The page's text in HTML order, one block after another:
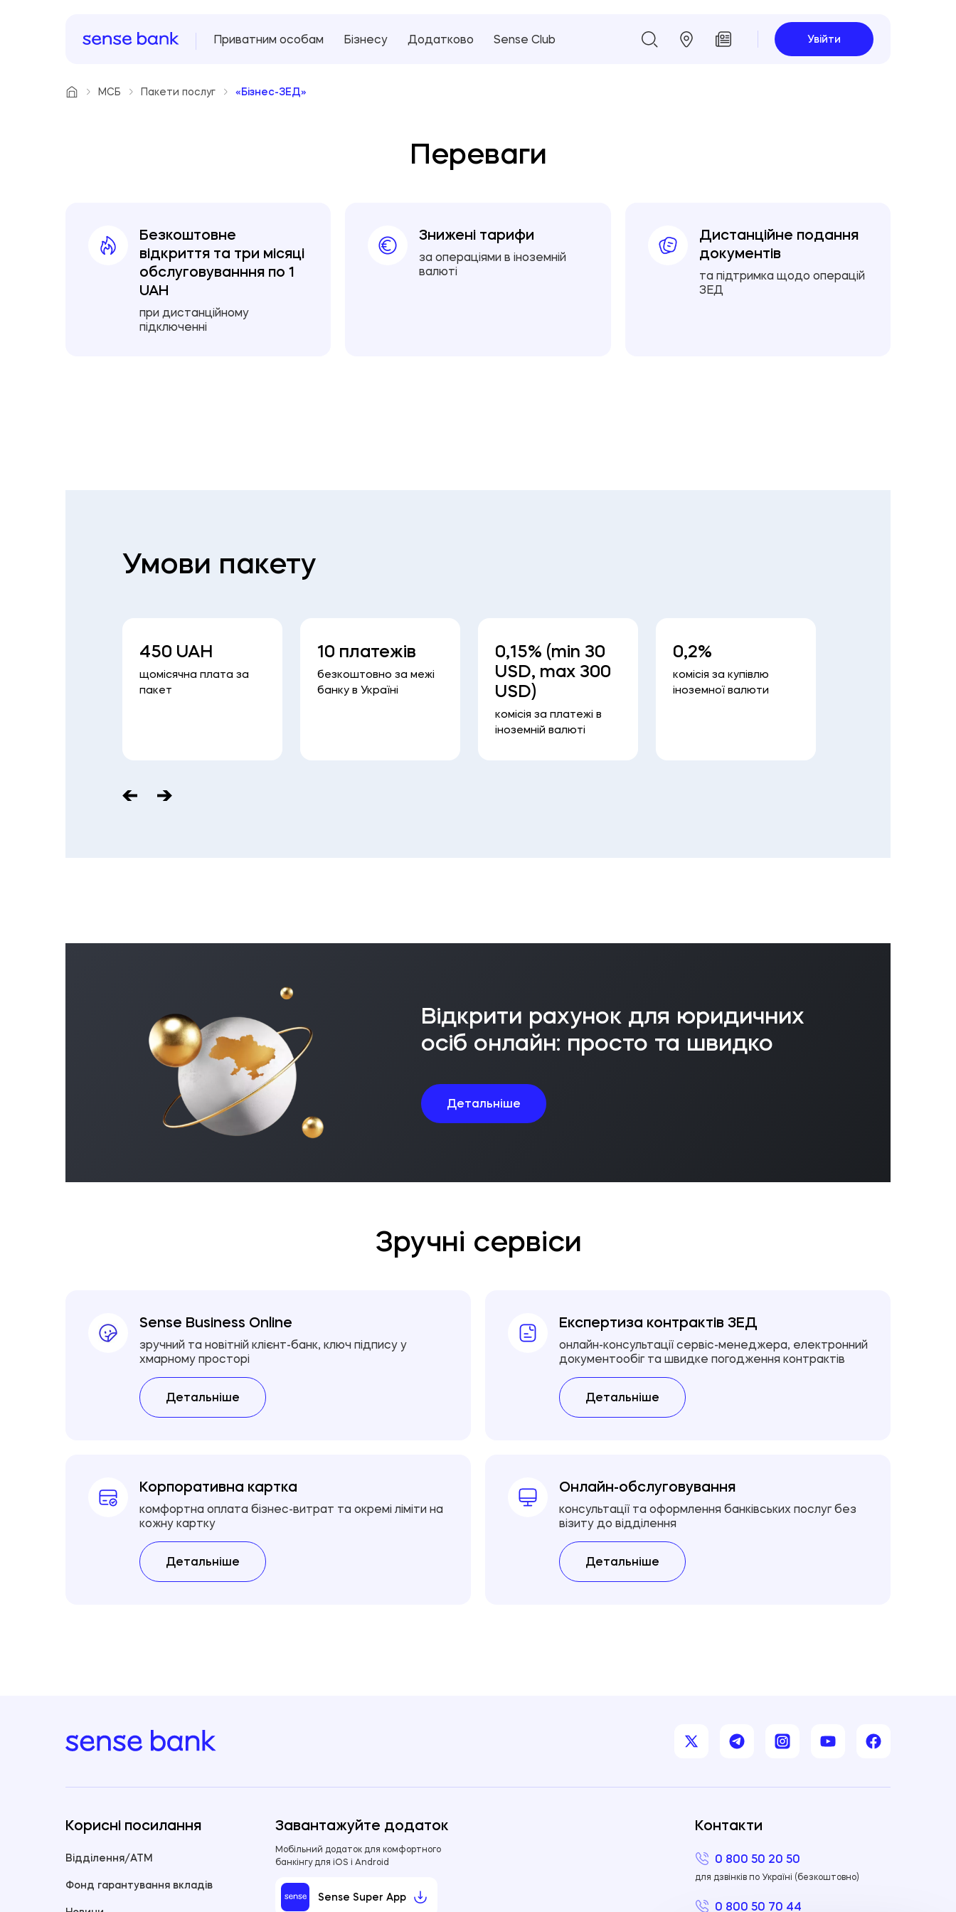
Приватним особам Бізнесу Додатково Sense Club Увійти
МСБ Пакети послуг «Бізнес-ЗЕД»
Переваги
Безкоштовне
відкриття та три місяці
обслуговуванння по 1
UAH
при дистанційному
підключенні
Знижені тарифи
за операціями в іноземній
валюті
Дистанційне подання
документів
та підтримка щодо операцій
ЗЕД
Умови пакету
450 UAH
щомісячна плата за
пакет
10 платежів
безкоштовно за межі
банку в Україні
0,15% (min 30
USD, max 300
USD)
комісія за платежі в
іноземній валюті
0,2%
комісія за купівлю
іноземної валюти
Відкрити рахунок для юридичних
осіб онлайн: просто та швидко
Детальніше
Зручні сервіси
Sense Business Online
зручний та новітній клієнт-банк, ключ підпису у
хмарному просторі
Детальніше
Експертиза контрактів ЗЕД
онлайн-консультації сервіс-менеджера, електронний
документообіг та швидке погодження контрактів
Детальніше
Корпоративна картка
комфортна оплата бізнес-витрат та окремі ліміти на
кожну картку
Детальніше
Онлайн-обслуговування
консультації та оформлення банківських послуг без
візиту до відділення
Детальніше
Корисні посилання
Відділення/ATM
Фонд гарантування вкладів
Завантажуйте додаток
Мобільний додаток для комфортного
банкінгу для iOS і Android
Sense Super App
Контакти
0 800 50 20 50
для дзвінків по Україні (безкоштовно)
0 800 50 70 44